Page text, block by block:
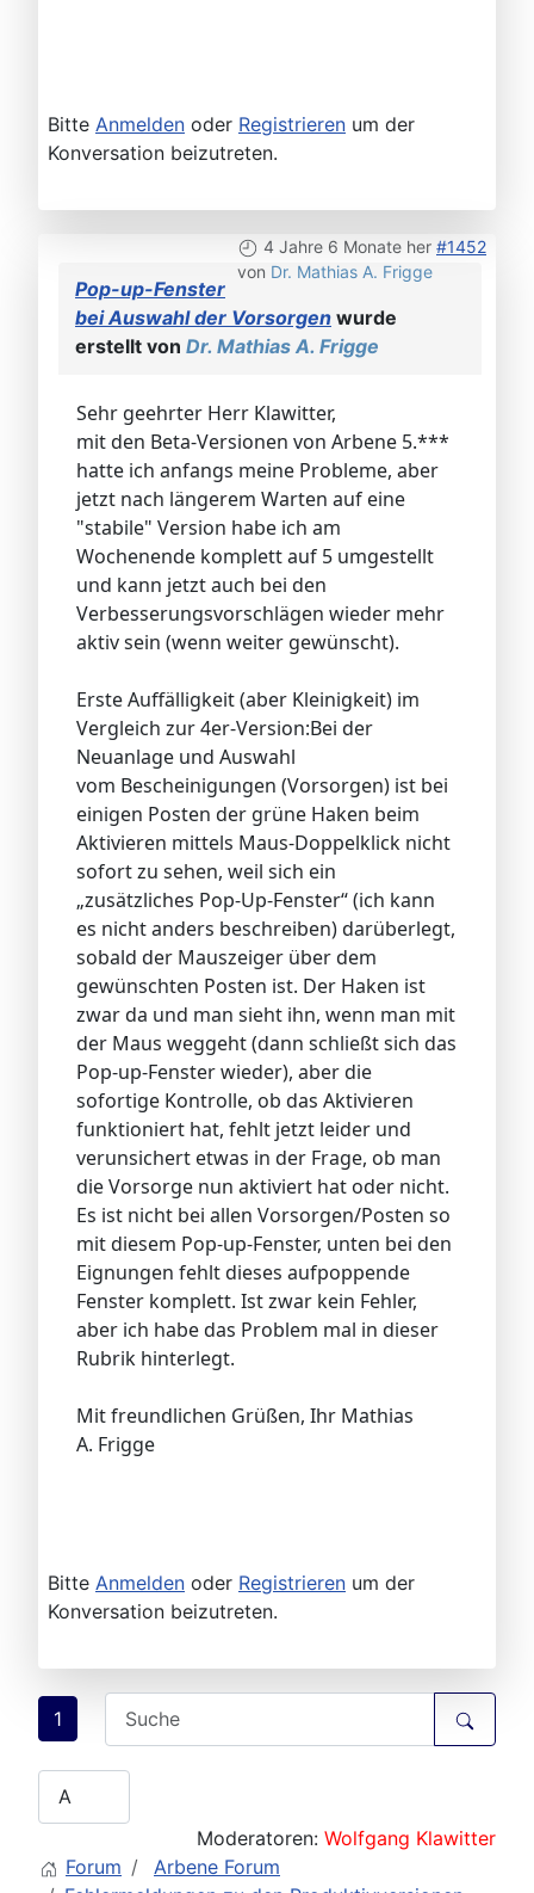
Bitte Anmelden oder Registrieren um der
Konversation beizutreten.
4 Jahre 6 Monate her #1452
von Dr. Mathias A. Frigge
Pop-up-Fenster
bei Auswahl der Vorsorgen wurde
erstellt von Dr. Mathias A. Frigge
Sehr geehrter Herr Klawitter,
mit den Beta-Versionen von Arbene 5.***
hatte ich anfangs meine Probleme, aber
jetzt nach längerem Warten auf eine
"stabile" Version habe ich am
Wochenende komplett auf 5 umgestellt
und kann jetzt auch bei den
Verbesserungsvorschlägen wieder mehr
aktiv sein (wenn weiter gewünscht).
Erste Auffälligkeit (aber Kleinigkeit) im
Vergleich zur 4er-Version:Bei der
Neuanlage und Auswahl
vom Bescheinigungen (Vorsorgen) ist bei
einigen Posten der grüne Haken beim
Aktivieren mittels Maus-Doppelklick nicht
sofort zu sehen, weil sich ein
„zusätzliches Pop-Up-Fenster“ (ich kann
es nicht anders beschreiben) darüberlegt,
sobald der Mauszeiger über dem
gewünschten Posten ist. Der Haken ist
zwar da und man sieht ihn, wenn man mit
der Maus weggeht (dann schließt sich das
Pop-up-Fenster wieder), aber die
sofortige Kontrolle, ob das Aktivieren
funktioniert hat, fehlt jetzt leider und
verunsichert etwas in der Frage, ob man
die Vorsorge nun aktiviert hat oder nicht.
Es ist nicht bei allen Vorsorgen/Posten so
mit diesem Pop-up-Fenster, unten bei den
Eignungen fehlt dieses aufpoppende
Fenster komplett. Ist zwar kein Fehler,
aber ich habe das Problem mal in dieser
Rubrik hinterlegt.
Mit freundlichen Grüßen, Ihr Mathias
A. Frigge
Bitte Anmelden oder Registrieren um der
Konversation beizutreten.
1
Moderatoren: Wolfgang Klawitter
Forum
Arbene Forum